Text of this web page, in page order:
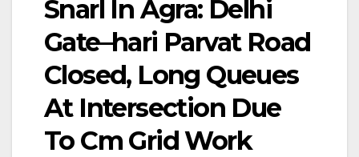
Snarl In Agra: Delhi
Gate–hari Parvat Road
Closed, Long Queues
At Intersection Due
To Cm Grid Work